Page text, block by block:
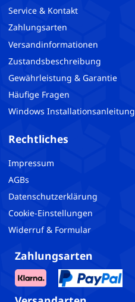
Service & Kontakt
Zahlungsarten
Versandinformationen
Zustandsbeschreibung
Gewährleistung & Garantie
Häufige Fragen
Windows Installationsanleitung
Rechtliches
Impressum
AGBs
Datenschutzerklärung
Cookie-Einstellungen
Widerruf & Formular
Zahlungsarten